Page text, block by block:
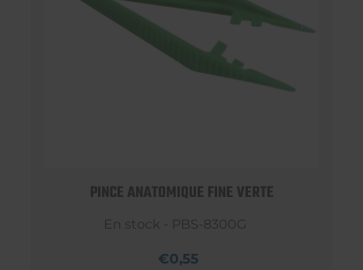
PINCE ANATOMIQUE FINE VERTE
En stock - PBS-8300G
€0,55